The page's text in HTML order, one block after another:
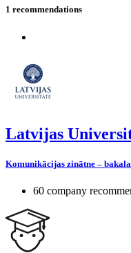
1 recommendations
Latvijas
Komunikācijas zinātne –
60 company